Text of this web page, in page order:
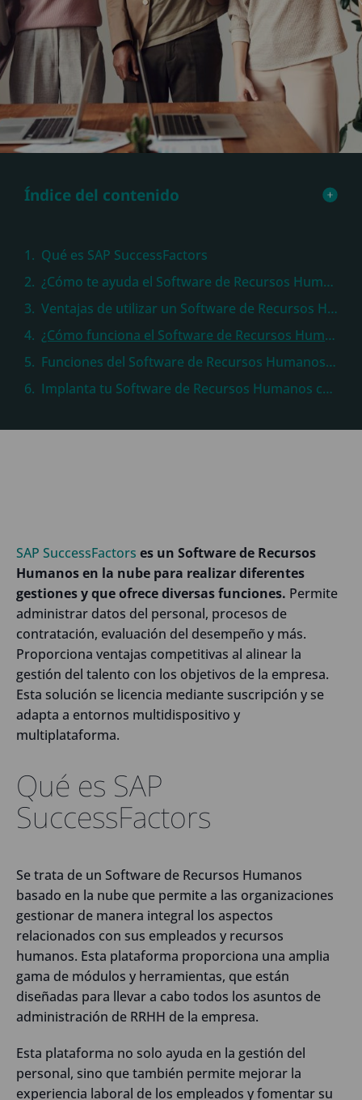
Índice del contenido
Qué es SAP SuccessFactors
¿Cómo te ayuda el Software de Recursos Humanos de SAP?
Ventajas de utilizar un Software de Recursos Humanos para la gestión
¿Cómo funciona el Software de Recursos Humanos de SAP?
Funciones del Software de Recursos Humanos de SAP
Implanta tu Software de Recursos Humanos con Sothis
SAP SuccessFactors es un Software de Recursos
Humanos en la nube para realizar diferentes
gestionesy que ofrece diversas funciones. Permite
administrar datos del personal, procesos de
contratación, evaluación del desempeño y más.
Proporciona ventajas competitivas al alinear la
gestión del talento con los objetivos de la empresa.
Esta solución se licencia mediante suscripción y se
adapta a entornos multidispositivo y
multiplataforma.
Qué es SAP
SuccessFactors
Se trata de un Software de Recursos Humanos
basado en la nube que permite a las organizaciones
gestionar de manera integral los aspectos
relacionados con sus empleados y recursos
humanos. Esta plataforma proporciona una amplia
gama de módulos y herramientas, que están
diseñadas para llevar a cabo todos los asuntos de
administración de RRHH de la empresa.
Esta plataforma no solo ayuda en la gestión del
personal, sino que también permite mejorar la
experiencia laboral de los empleados y fomentar su